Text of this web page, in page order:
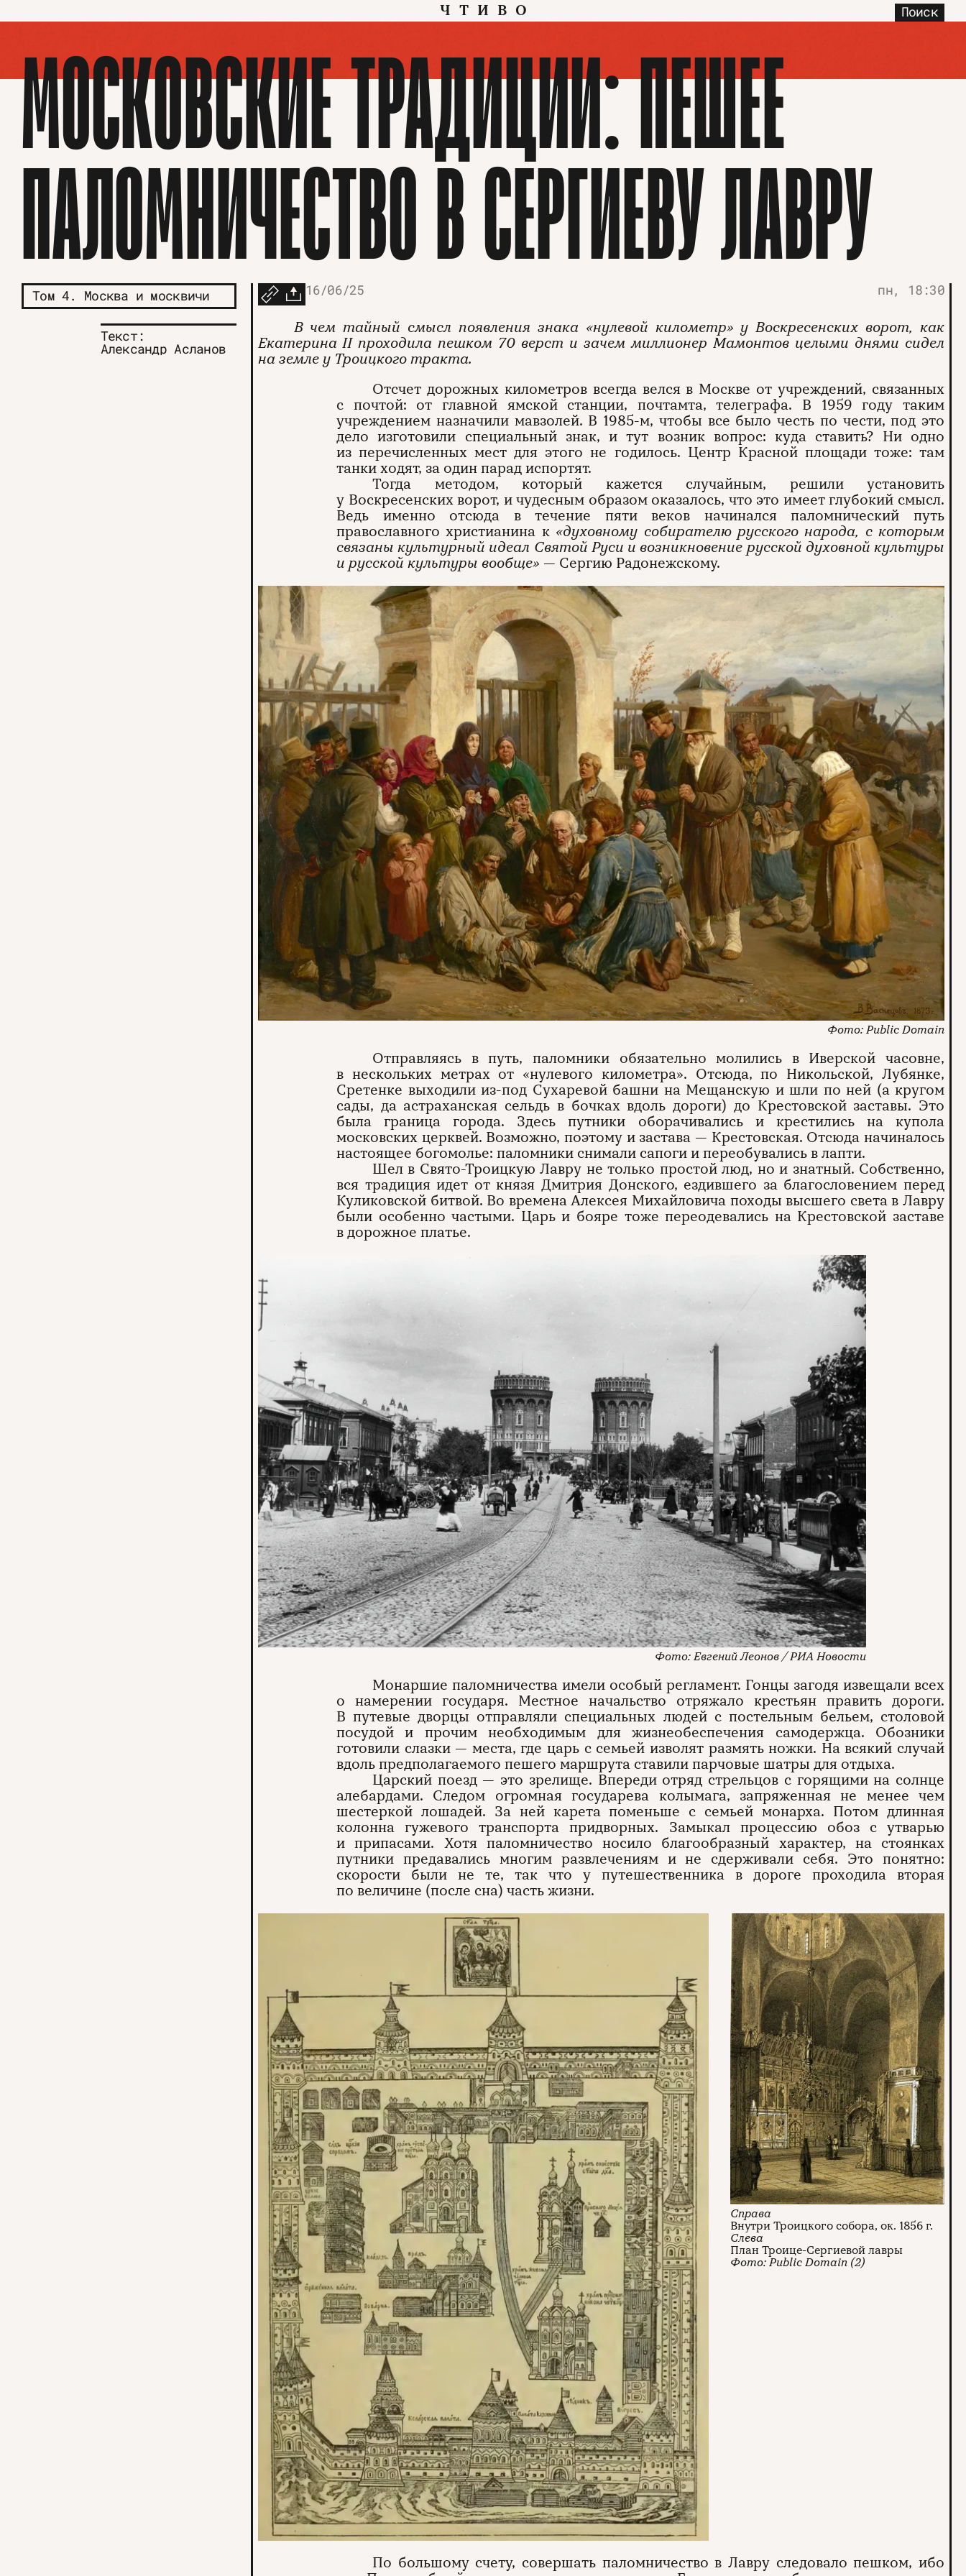
ЧТИВО Поиск
МОСКОВСКИЕ ТРАДИЦИИ: ПЕШЕЕ
ПАЛОМНИЧЕСТВО В СЕРГИЕВУ ЛАВРУ
Том 4. Москва и москвичи
Текст:
Александр Асланов
16/06/25 пн, 18:30
В чем тайный смысл появления знака «нулевой километр» у Воскресенских ворот, как
Екатерина II проходила пешком 70 верст и зачем миллионер Мамонтов целыми днями сидел
на земле у Троицкого тракта.
Отсчет дорожных километров всегда велся в Москве от учреждений, связанных
с почтой: от главной ямской станции, почтамта, телеграфа. В 1959 году таким
учреждением назначили мавзолей. В 1985-м, чтобы все было честь по чести, под это
дело изготовили специальный знак, и тут возник вопрос: куда ставить? Ни одно
из перечисленных мест для этого не годилось. Центр Красной площади тоже: там
танки ходят, за один парад испортят.
Тогда методом, который кажется случайным, решили установить
у Воскресенских ворот, и чудесным образом оказалось, что это имеет глубокий смысл.
Ведь именно отсюда в течение пяти веков начинался паломнический путь
православного христианина к «духовному собирателю русского народа, с которым
связаны культурный идеал Святой Руси и возникновение русской духовной культуры
и русской культуры вообще» — Сергию Радонежскому.
Public Domain
Отправляясь в путь, паломники обязательно молились в Иверской часовне,
в нескольких метрах от «нулевого километра». Отсюда, по Никольской, Лубянке,
Сретенке выходили из-под Сухаревой башни на Мещанскую и шли по ней (а кругом
сады, да астраханская сельдь в бочках вдоль дороги) до Крестовской заставы. Это
была граница города. Здесь путники оборачивались и крестились на купола
московских церквей. Возможно, поэтому и застава — Крестовская. Отсюда начиналось
настоящее богомолье: паломники снимали сапоги и переобувались в лапти.
Шел в Свято-Троицкую Лавру не только простой люд, но и знатный. Собственно,
вся традиция идет от князя Дмитрия Донского, ездившего за благословением перед
Куликовской битвой. Во времена Алексея Михайловича походы высшего света в Лавру
были особенно частыми. Царь и бояре тоже переодевались на Крестовской заставе
в дорожное платье.
Евгений Леонов / РИА Новости
Монаршие паломничества имели особый регламент. Гонцы загодя извещали всех
о намерении государя. Местное начальство отряжало крестьян править дороги.
В путевые дворцы отправляли специальных людей с постельным бельем, столовой
посудой и прочим необходимым для жизнеобеспечения самодержца. Обозники
готовили слазки — места, где царь с семьей изволят размять ножки. На всякий случай
вдоль предполагаемого пешего маршрута ставили парчовые шатры для отдыха.
Царский поезд — это зрелище. Впереди отряд стрельцов с горящими на солнце
алебардами. Следом огромная государева колымага, запряженная не менее чем
шестеркой лошадей. За ней карета поменьше с семьей монарха. Потом длинная
колонна гужевого транспорта придворных. Замыкал процессию обоз с утварью
и припасами. Хотя паломничество носило благообразный характер, на стоянках
путники предавались многим развлечениям и не сдерживали себя. Это понятно:
скорости были не те, так что у путешественника в дороге проходила вторая
по величине (после сна) часть жизни.
План Троице-Сергиевой лавры
Public Domain (2)
Внутри Троицкого собора, ок. 1856 г.
По большому счету, совершать паломничество в Лавру следовало пешком, ибо